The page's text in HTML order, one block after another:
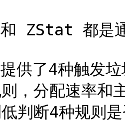
ZStat 都是通
了4种触发垃
则，分配速率
判断4种规则